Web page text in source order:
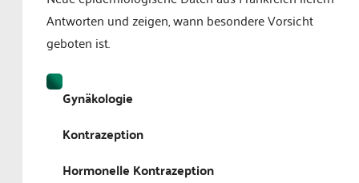
Antworten und zeigen, wann besondere Vorsicht
geboten ist.
Gynäkologie
Kontrazeption
Hormonelle Kontrazeption